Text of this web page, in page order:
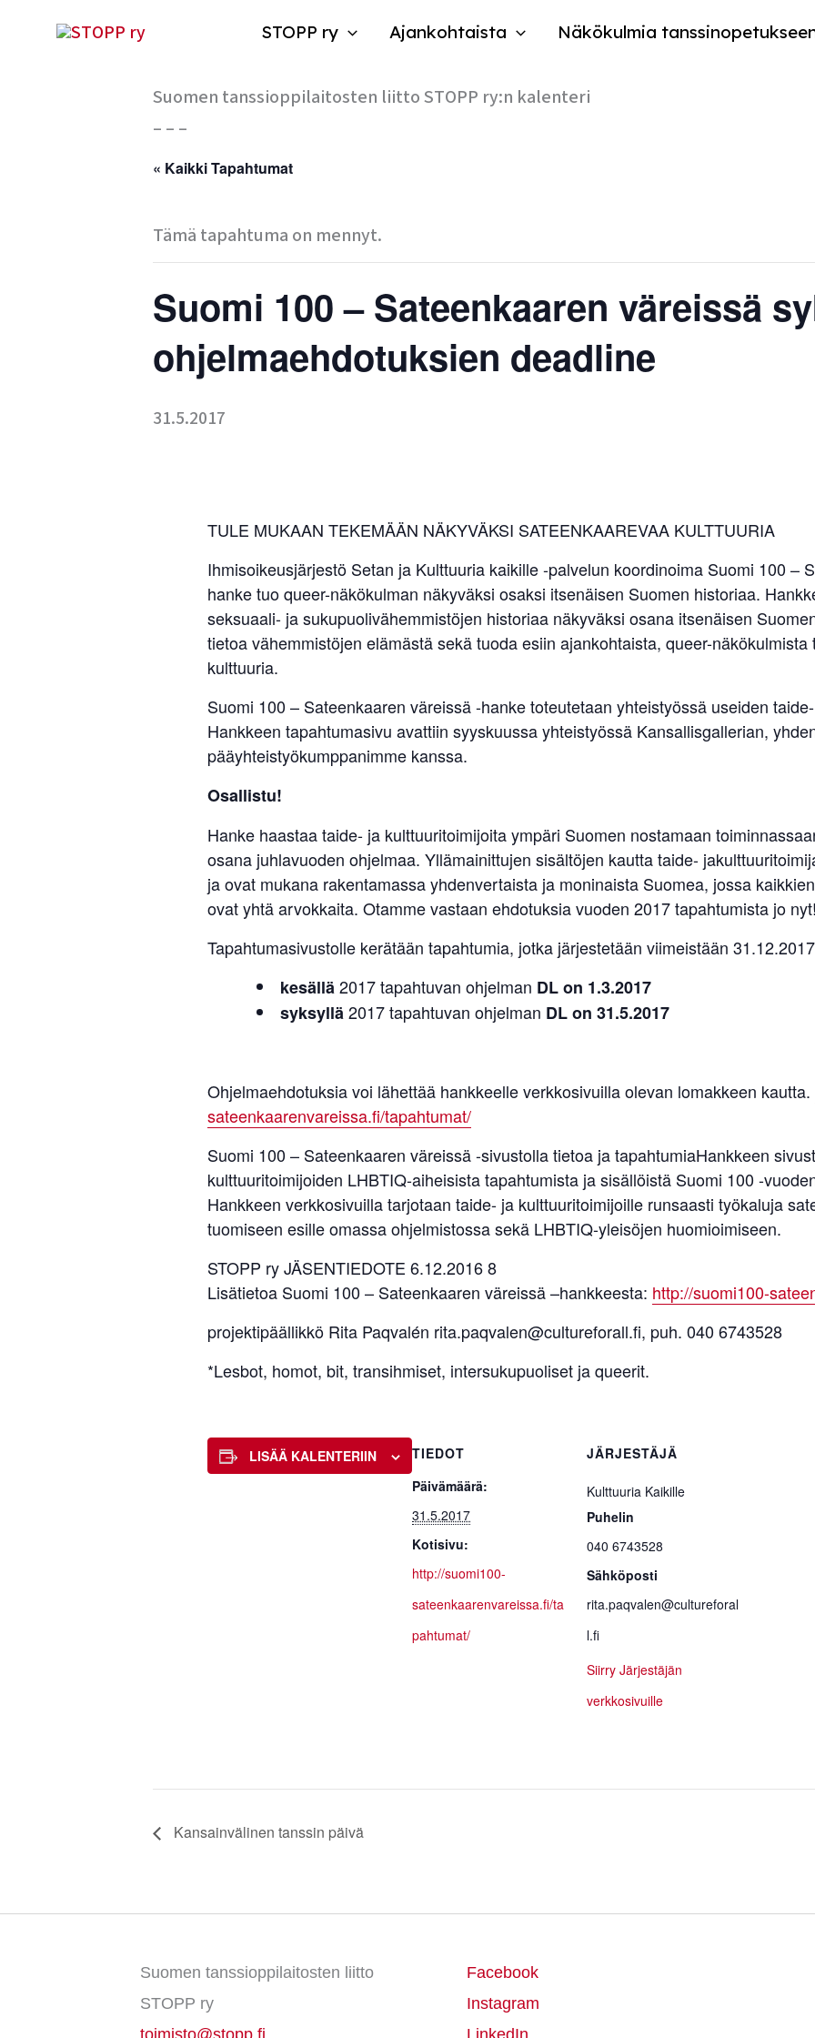
sisältöön
STOPP ry Ajankohtaista Näkökulmia
Suomen tanssioppilaitosten liitto STOPP ry:n kalenteri
– – –
« Kaikki Tapahtumat
Tämä tapahtuma on mennyt.
Suomi 100 – Sateenkaaren väreissä
ohjelmaehdotuksien deadline
31.5.2017
TULE MUKAAN TEKEMÄÄN NÄKYVÄKSI SATEENKAAREVAA KULTTUURIA
Ihmisoikeusjärjestö Setan ja Kulttuuria kaikille -palvelun koordinoima Suomi 100 –
hanke tuo queer-näkökulman näkyväksi osaksi itsenäisen Suomen historiaa.
seksuaali- ja sukupuolivähemmistöjen historiaa näkyväksi osana itsenäisen
tietoa vähemmistöjen elämästä sekä tuoda esiin ajankohtaista, queer-
kulttuuria.
Suomi 100 – Sateenkaaren väreissä -hanke toteutetaan yhteistyössä useiden
Hankkeen tapahtumasivu avattiin syyskuussa yhteistyössä Kansallisgallerian,
pääyhteistyökumppanimme kanssa.
Osallistu!
Hanke haastaa taide- ja kulttuuritoimijoita ympäri Suomen nostamaan
osana juhlavuoden ohjelmaa. Yllämainittujen sisältöjen kautta taide-
ja ovat mukana rakentamassa yhdenvertaista ja moninaista Suomea, jossa
ovat yhtä arvokkaita. Otamme vastaan ehdotuksia vuoden 2017 tapahtumista jo nyt!
Tapahtumasivustolle kerätään tapahtumia, jotka järjestetään viimeistään
kesällä2017 tapahtuvan ohjelman DL on 1.3.2017
syksyllä2017 tapahtuvan ohjelman DL on 31.5.2017
Ohjelmaehdotuksia voi lähettää hankkeelle verkkosivuilla olevan lomakkeen kautta.
sateenkaarenvareissa.fi/tapahtumat/
Suomi 100 – Sateenkaaren väreissä -sivustolla tietoa ja tapahtumiaHankkeen
kulttuuritoimijoiden LHBTIQ-aiheisista tapahtumista ja sisällöistä Suomi 100 -
Hankkeen verkkosivuilla tarjotaan taide- ja kulttuuritoimijoille runsaasti työkaluja
tuomiseen esille omassa ohjelmistossa sekä LHBTIQ-yleisöjen huomioimiseen.
STOPP ry JÄSENTIEDOTE 6.12.2016 8
Lisätietoa Suomi 100 – Sateenkaaren väreissä –hankkeesta: http://suomi100-
projektipäällikkö Rita Paqvalén rita.paqvalen@cultureforall.fi, puh. 040 6743528
*Lesbot, homot, bit, transihmiset, intersukupuoliset ja queerit.
LISÄÄ KALENTERIIN
TIEDOT
Päivämäärä:
31.5.2017
Kotisivu:
http://suomi100-
sateenkaarenvareissa.fi/ta
pahtumat/
JÄRJESTÄJÄ
Kulttuuria Kaikille
Puhelin
040 6743528
Sähköposti
rita.paqvalen@cultureforal
l.fi
Siirry Järjestäjän
verkkosivuille
Kansainvälinen tanssin päivä
Suomen tanssioppilaitosten liitto
STOPP ry
toimisto@stopp.fi
Facebook
Instagram
LinkedIn